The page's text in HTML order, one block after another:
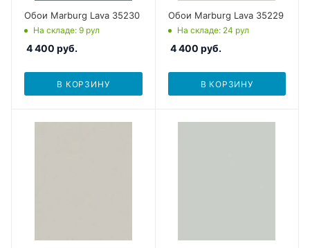
Обои Marburg Lava 35230
На складе: 9 рул
4 400 руб.
В КОРЗИНУ
Обои Marburg Lava 35229
На складе: 24 рул
4 400 руб.
В КОРЗИНУ